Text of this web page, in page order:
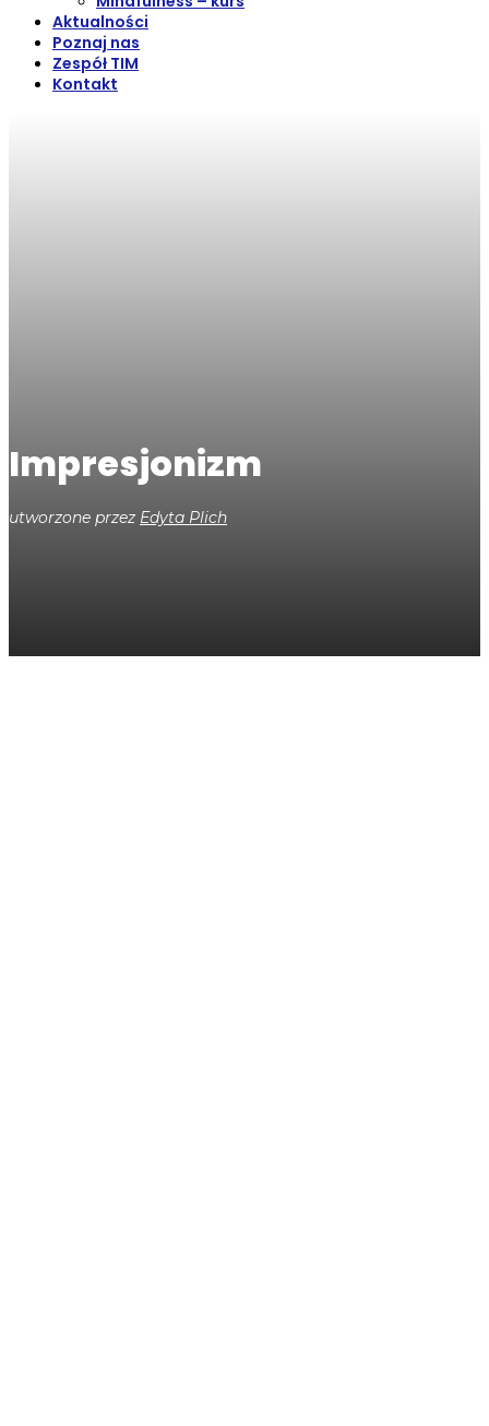
Aktualności
Poznaj nas
Zespół TIM
Kontakt
Impresjonizm
utworzone przez Edyta Plich